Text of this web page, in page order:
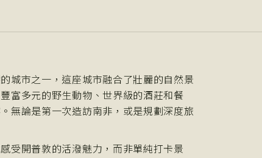
城市之一，這座城市融合了壯麗的自然景
富多元的野生動物、世界級的酒莊和餐
無論是第一次造訪南非，或是規劃深度旅
受開普敦的活潑魅力，而非單純打卡景